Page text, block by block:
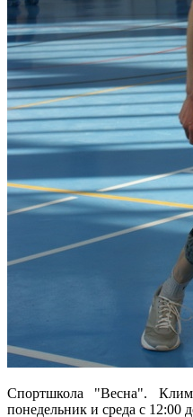
Спортшкола "Весна".
понедельник и среда с 12:00